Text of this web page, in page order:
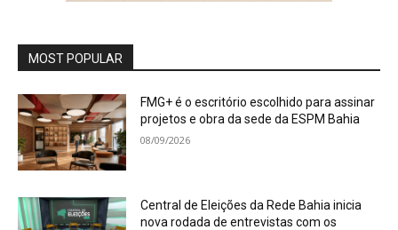
MOST POPULAR
FMG+ é o escritório escolhido para assinar
projetos e obra da sede da ESPM Bahia
08/09/2026
Central de Eleições da Rede Bahia inicia
nova rodada de entrevistas com os